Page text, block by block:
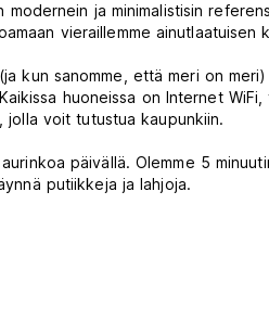
ja minimalistisin
vieraillemme ainutlaatuisen
kun sanomme, että meri on
huoneissa on Internet
jolla voit tutustua kaupunkiin.
päivällä. Olemme 5
putiikkeja ja lahjoja.